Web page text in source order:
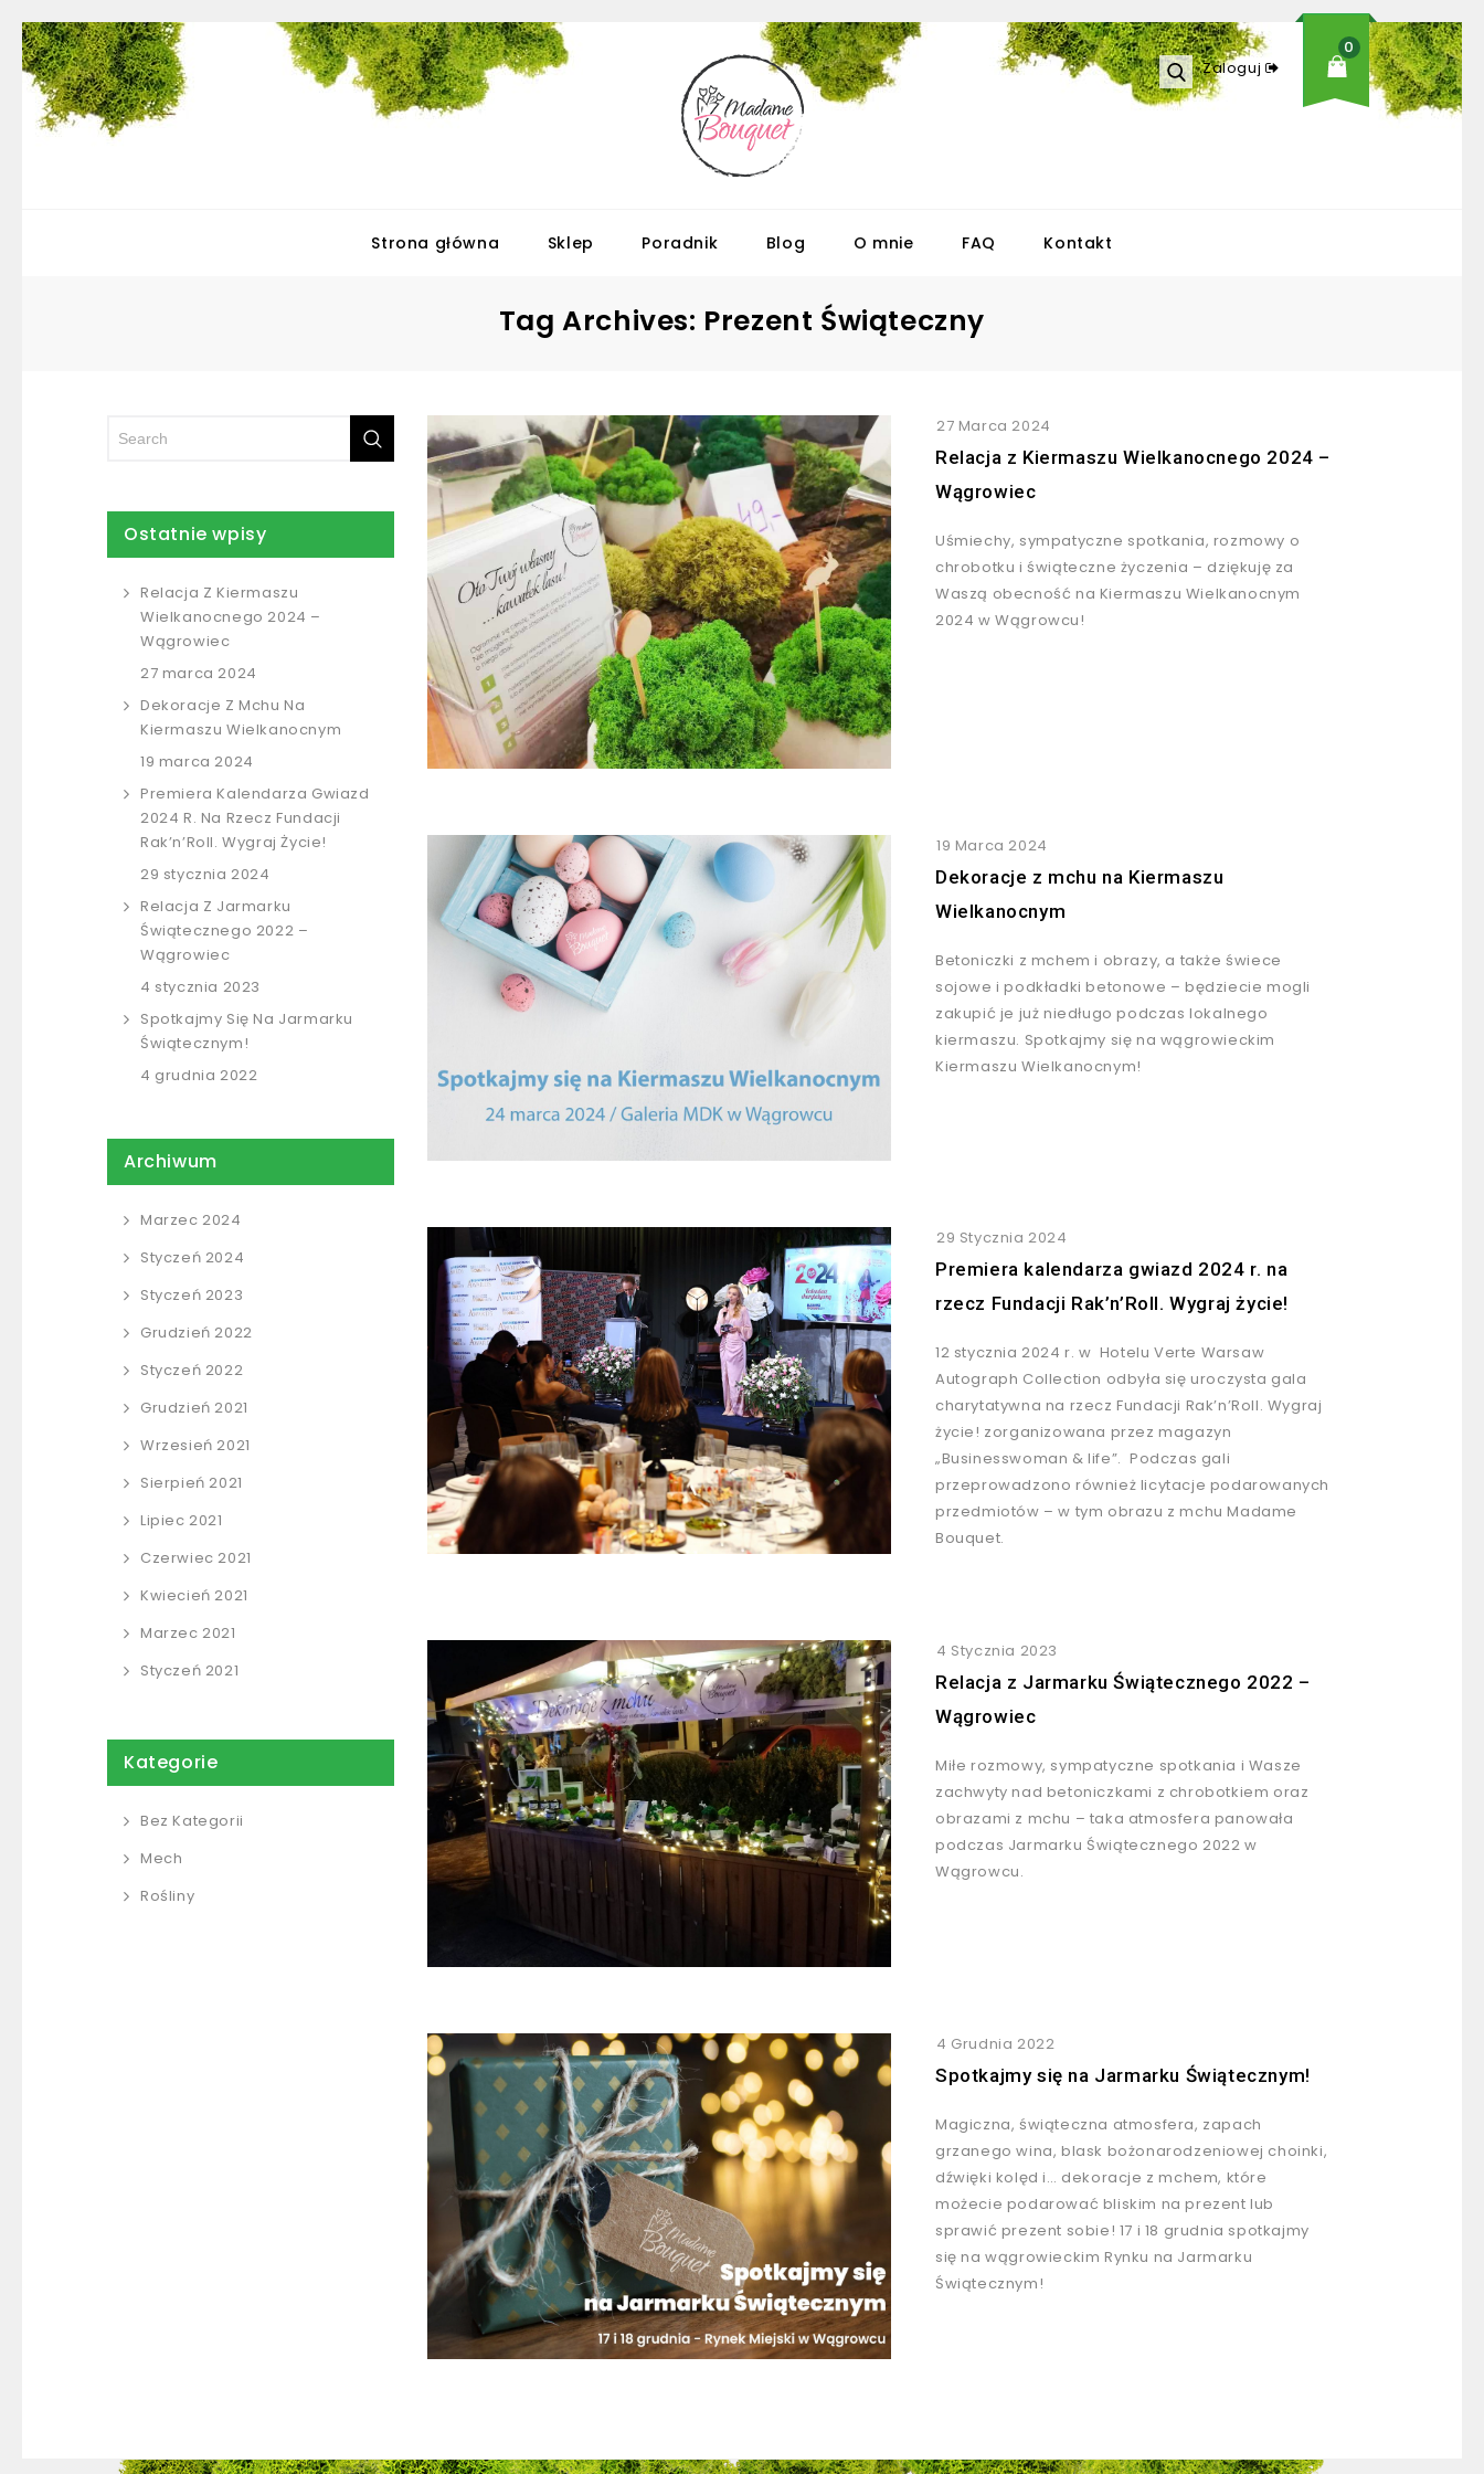
Zaloguj
0
Strona główna Sklep Poradnik Blog O mnie FAQ Kontakt
Tag Archives: Prezent Świąteczny
27 Marca 2024
Relacja z Kiermaszu Wielkanocnego 2024 –
Wągrowiec
Uśmiechy, sympatyczne spotkania, rozmowy o
chrobotku i świąteczne życzenia – dziękuję za
Waszą obecność na Kiermaszu Wielkanocnym
2024 w Wągrowcu!
19 Marca 2024
Dekoracje z mchu na Kiermaszu
Wielkanocnym
Betoniczki z mchem i obrazy, a także świece
sojowe i podkładki betonowe – będziecie mogli
zakupić je już niedługo podczas lokalnego
kiermaszu. Spotkajmy się na wągrowieckim
Kiermaszu Wielkanocnym!
29 Stycznia 2024
Premiera kalendarza gwiazd 2024 r. na
rzecz Fundacji Rak’n’Roll. Wygraj życie!
12 stycznia 2024 r. w Hotelu Verte Warsaw
Autograph Collection odbyła się uroczysta gala
charytatywna na rzecz Fundacji Rak’n’Roll. Wygraj
życie! zorganizowana przez magazyn
„Businesswoman & life”. Podczas gali
przeprowadzono również licytacje podarowanych
przedmiotów – w tym obrazu z mchu Madame
Bouquet.
4 Stycznia 2023
Relacja z Jarmarku Świątecznego 2022 –
Wągrowiec
Miłe rozmowy, sympatyczne spotkania i Wasze
zachwyty nad betoniczkami z chrobotkiem oraz
obrazami z mchu – taka atmosfera panowała
podczas Jarmarku Świątecznego 2022 w
Wągrowcu.
4 Grudnia 2022
Spotkajmy się na Jarmarku Świątecznym!
Magiczna, świąteczna atmosfera, zapach
grzanego wina, blask bożonarodzeniowej choinki,
dźwięki kolęd i… dekoracje z mchem, które
możecie podarować bliskim na prezent lub
sprawić prezent sobie! 17 i 18 grudnia spotkajmy
się na wągrowieckim Rynku na Jarmarku
Świątecznym!
Ostatnie wpisy
Relacja Z Kiermaszu
Wielkanocnego 2024 –
Wągrowiec
27 marca 2024
Dekoracje Z Mchu Na
Kiermaszu Wielkanocnym
19 marca 2024
Premiera Kalendarza Gwiazd
2024 R. Na Rzecz Fundacji
Rak’n’Roll. Wygraj Życie!
29 stycznia 2024
Relacja Z Jarmarku
Świątecznego 2022 –
Wągrowiec
4 stycznia 2023
Spotkajmy Się Na Jarmarku
Świątecznym!
4 grudnia 2022
Archiwum
Marzec 2024
Styczeń 2024
Styczeń 2023
Grudzień 2022
Styczeń 2022
Grudzień 2021
Wrzesień 2021
Sierpień 2021
Lipiec 2021
Czerwiec 2021
Kwiecień 2021
Marzec 2021
Styczeń 2021
Kategorie
Bez Kategorii
Mech
Rośliny